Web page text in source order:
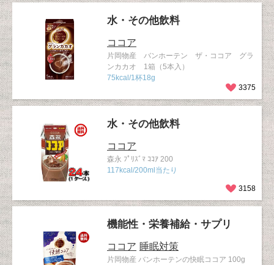
水・その他飲料
ココア
片岡物産 バンホーテン ザ・ココア グラ
ンカカオ 1箱（5本入）
75kcal/1杯18g
3375
水・その他飲料
ココア
森永 ﾌﾟﾘｽﾞﾏ ｺｺｱ 200
117kcal/200ml当たり
3158
機能性・栄養補給・サプリ
ココア 睡眠対策
片岡物産 バンホーテンの快眠ココア 100g